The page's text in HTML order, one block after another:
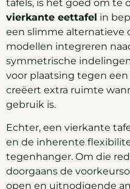
tafels, is het goed om te
vierkante eettafel in
een slimme alternatieve
modellen integreren
symmetrische
voor plaatsing tegen
creëert extra ruimte
gebruik is.
Echter, een vierkante
en de inherente
tegenhanger. Om die
doorgaans de
open en uitnodigende